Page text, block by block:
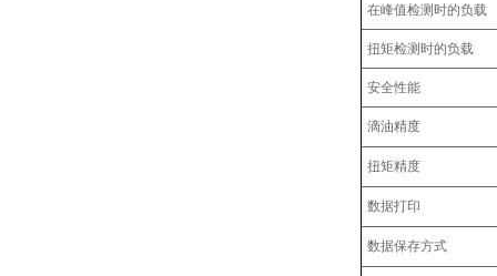
在峰值检测时的负载
扭矩检测时的负载
安全性能
滴油精度
扭矩精度
数据打印
数据保存方式